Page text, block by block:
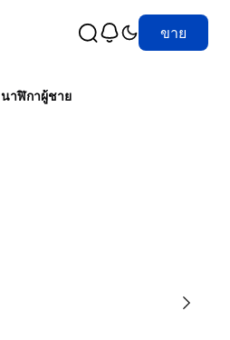
ขาย
นาฬิกาผู้ชาย